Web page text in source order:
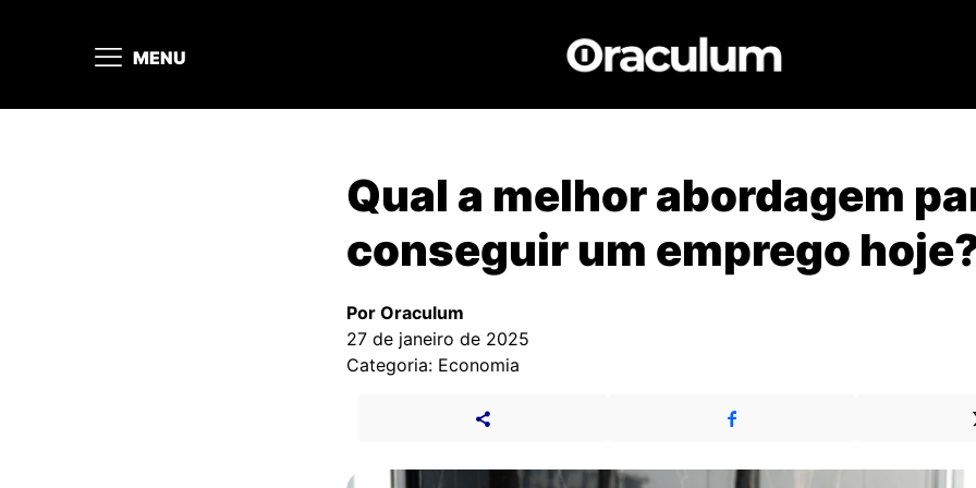
MENU
Qual a melhor abordagem
conseguir um emprego
Por Oraculum
27 de janeiro de 2025
Categoria: Economia